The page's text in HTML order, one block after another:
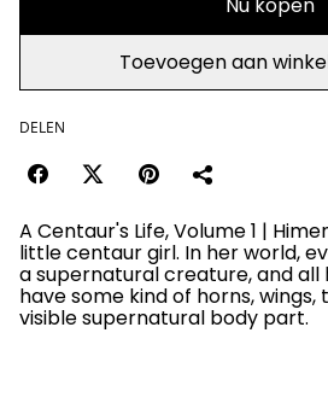
Toevoegen aan
DELEN
A Centaur's Life, Volume 1 |
little centaur girl. In her world,
a supernatural creature, and all
have some kind of horns, wings,
visible supernatural body part.